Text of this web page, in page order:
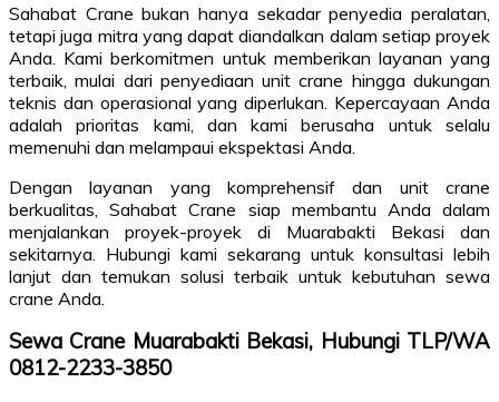
Sahabat Crane bukan hanya sekadar penyedia peralatan,
tetapi juga mitra yang dapat diandalkan dalam setiap proyek
Anda. Kami berkomitmen untuk memberikan layanan yang
terbaik, mulai dari penyediaan unit crane hingga dukungan
teknis dan operasional yang diperlukan. Kepercayaan Anda
adalah prioritas kami, dan kami berusaha untuk selalu
memenuhi dan melampaui ekspektasi Anda.
Dengan layanan yang komprehensif dan unit crane
berkualitas, Sahabat Crane siap membantu Anda dalam
menjalankan proyek-proyek di Muarabakti Bekasi dan
sekitarnya. Hubungi kami sekarang untuk konsultasi lebih
lanjut dan temukan solusi terbaik untuk kebutuhan sewa
crane Anda.
Sewa Crane Muarabakti Bekasi, Hubungi TLP/WA
0812-2233-3850